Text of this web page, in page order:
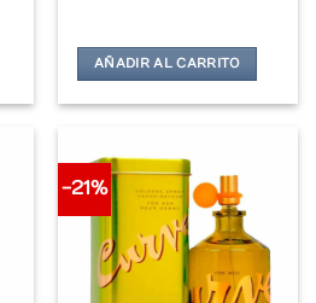
AÑADIR AL CARRITO
-21%